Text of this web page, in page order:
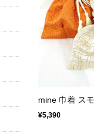
mine 巾着 ス
¥5,390